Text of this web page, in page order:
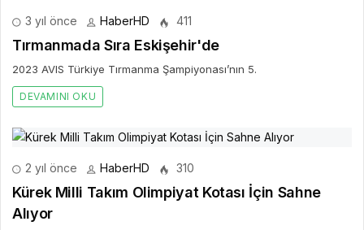
3 yıl önce HaberHD 411
Tırmanmada Sıra Eskişehir'de
2023 AVIS Türkiye Tırmanma Şampiyonası’nın 5.
DEVAMINI OKU
2 yıl önce HaberHD 310
Kürek Milli Takım Olimpiyat Kotası İçin Sahne
Alıyor